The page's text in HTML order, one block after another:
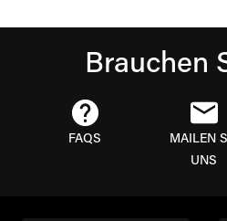
Brauchen
FAQS
MAILEN
UNS